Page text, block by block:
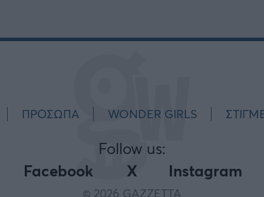
ΠΡΟΣΩΠΑ WONDER GIRLS
Follow us:
Facebook
X Instagram
© 2026 GAZZETTA